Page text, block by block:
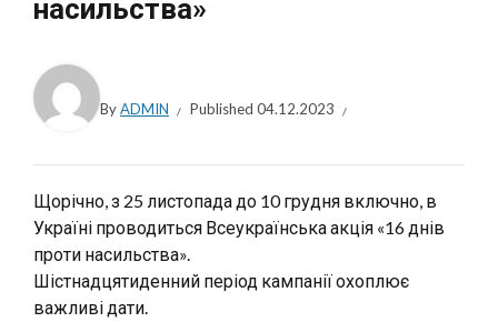
насильства»
ByADMIN Published 04.12.2023
Щорічно, з 25 листопада до 10 грудня включно, в
Україні проводиться Всеукраїнська акція «16 днів
проти насильства».
Шістнадцятиденний період кампанії охоплює
важливі дати.